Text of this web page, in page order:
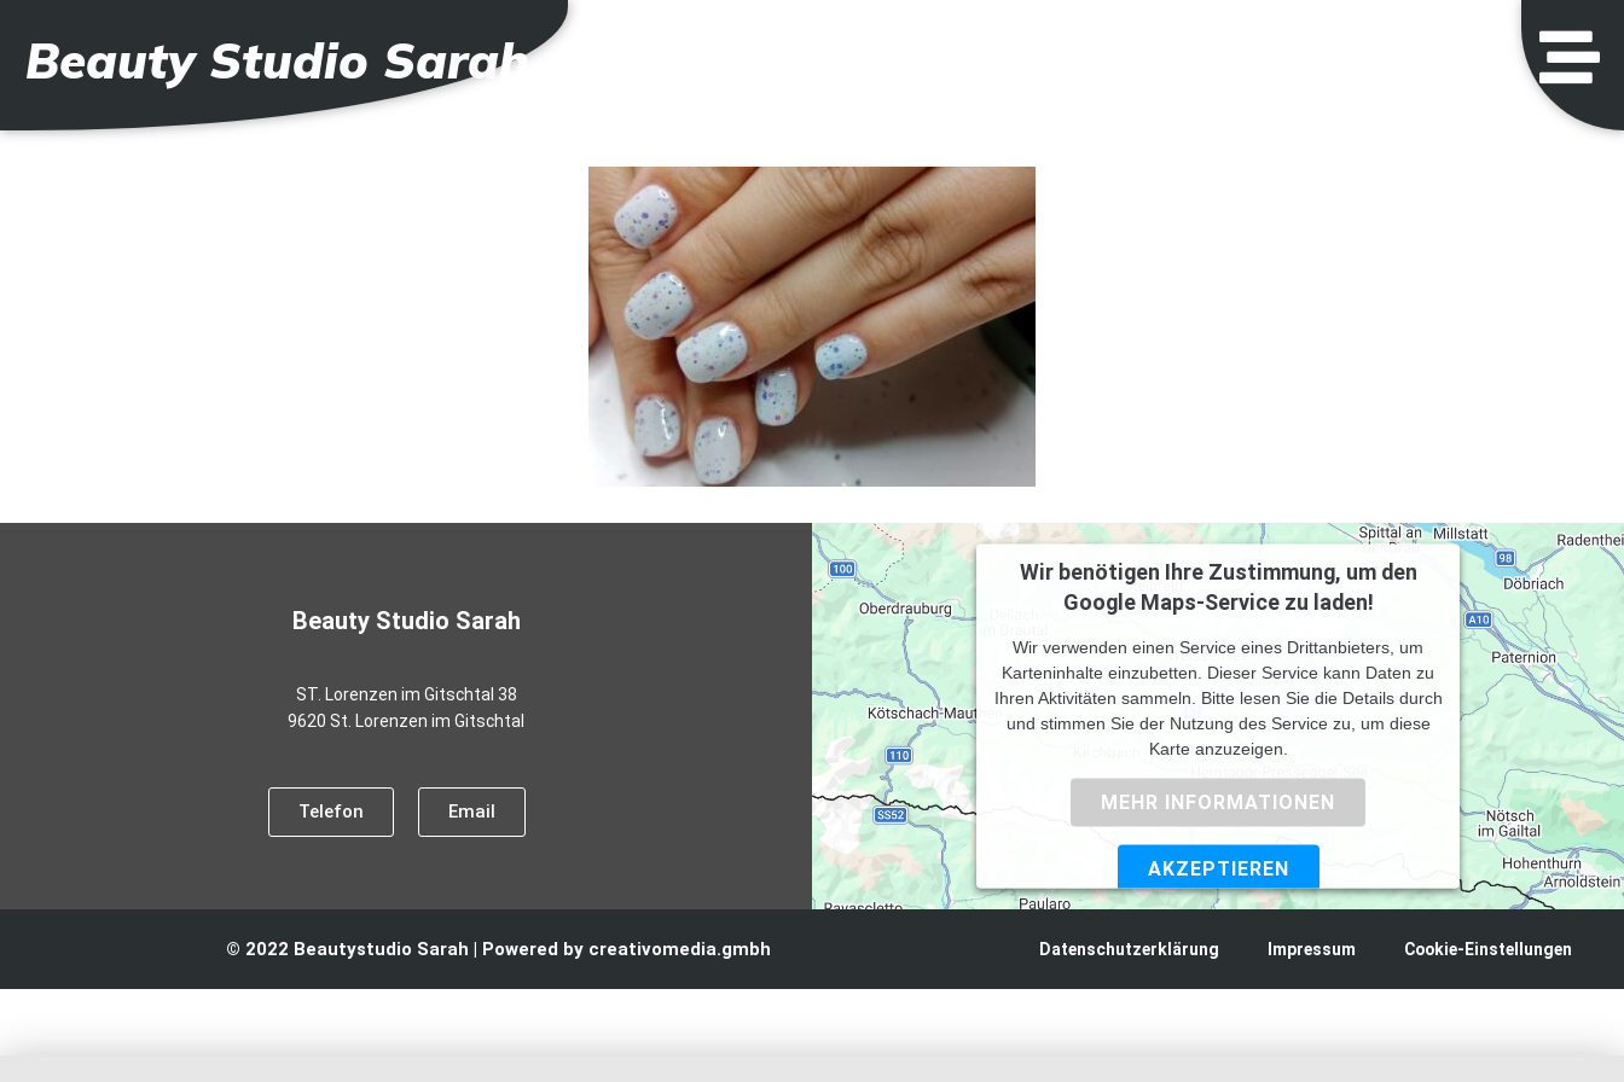
Beauty Studio Sarah
Beauty Studio Sarah
ST. Lorenzen im Gitschtal 38
9620 St. Lorenzen im Gitschtal
Telefon Email
Wir benötigen Ihre Zustimmung, um den
Google Maps-Service zu laden!
Wir verwenden einen Service eines Drittanbieters, um
Karteninhalte einzubetten. Dieser Service kann Daten zu
Ihren Aktivitäten sammeln. Bitte lesen Sie die Details durch
und stimmen Sie der Nutzung des Service zu, um diese
Karte anzuzeigen.
MEHR INFORMATIONEN
AKZEPTIEREN
© 2022 Beautystudio Sarah | Powered by creativomedia.gmbh Datenschutzerklärung Impressum Cookie-Einstellungen